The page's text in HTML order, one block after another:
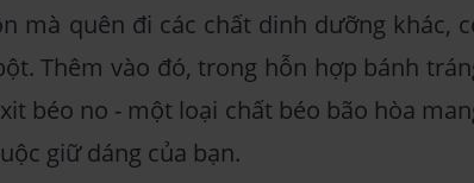
mà quên đi các chất dinh dưỡng khác,
Thêm vào đó, trong hỗn hợp bánh
béo no - một loại chất béo bão hòa
giữ dáng của bạn.